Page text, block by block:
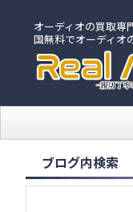
オーディオの買取専
国無料でオーディオ
ブログ内検索